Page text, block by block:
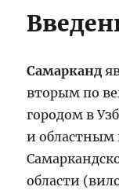
Самарканд
вторым по
городом в
и областным
области